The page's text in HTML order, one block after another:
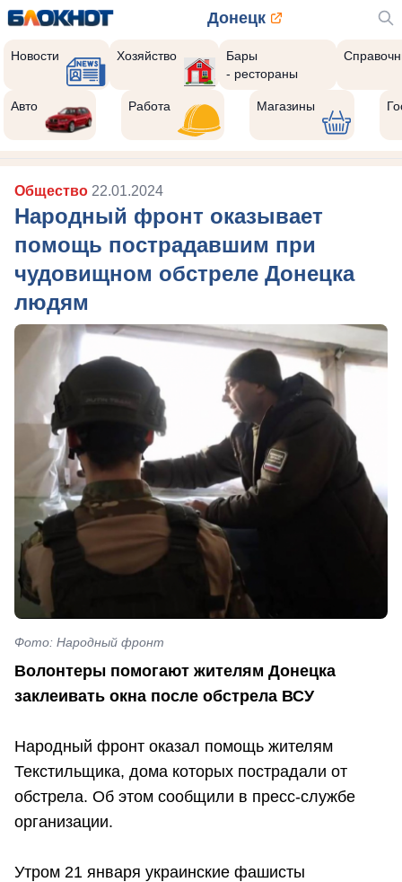
Донецк
Новости Хозяйство
Бары
- рестораны
Авто Работа Магазины
Общество 22.01.2024
Народный фронт оказывает
помощь пострадавшим при
чудовищном обстреле Донецка
людям
Фото: Народный фронт
Волонтеры помогают жителям Донецка
заклеивать окна после обстрела ВСУ
Народный фронт оказал помощь жителям
Текстильщика, дома которых пострадали от
обстрела. Об этом сообщили в пресс-службе
организации.
Утром 21 января украинские фашисты